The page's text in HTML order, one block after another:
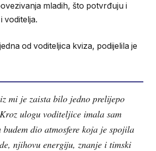
mladih, što potvrđuju i
voditelja.
od voditeljica kviza, podijelila je
mi je zaista bilo jedno prelijepo
ulogu voditeljice imala sam
dio atmosfere koja je spojila
njihovu energiju, znanje i timski